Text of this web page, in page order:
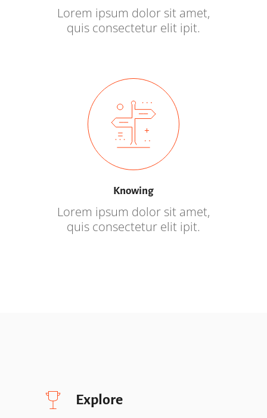
Lorem ipsum dolor sit amet,
quis consectetur elit ipit.
Knowing
Lorem ipsum dolor sit amet,
quis consectetur elit ipit.
Explore